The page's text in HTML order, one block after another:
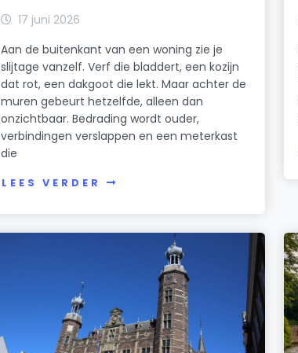
17 juni 2026
Aan de buitenkant van een woning zie je
slijtage vanzelf. Verf die bladdert, een kozijn
dat rot, een dakgoot die lekt. Maar achter de
muren gebeurt hetzelfde, alleen dan
onzichtbaar. Bedrading wordt ouder,
verbindingen verslappen en een meterkast
die
LEES VERDER